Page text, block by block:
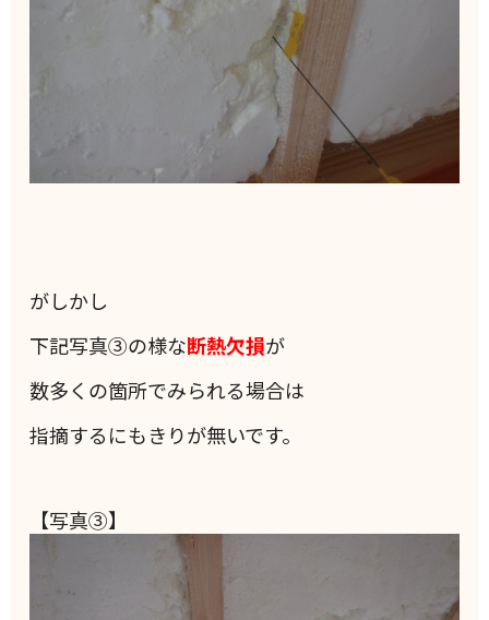
がしかし
下記写真③の様な断熱欠損が
数多くの箇所でみられる場合は
指摘するにもきりが無いです。
【写真③】